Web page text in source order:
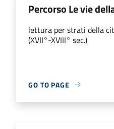
Percorso Le vie
lettura per strati della
(XVII°-XVIII° sec.)
GO TO PAGE